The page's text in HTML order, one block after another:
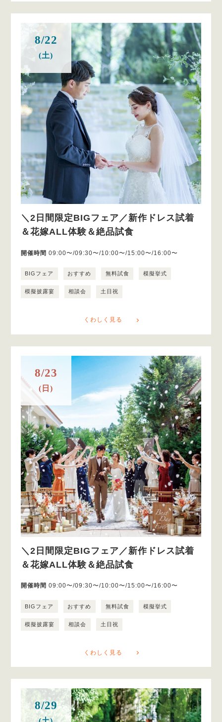
8/22
(土)
＼2日間限定BIGフェア／新作ドレス試着
＆花嫁ALL体験＆絶品試食
開催時間 09:00〜/09:30〜/10:00〜/15:00〜/16:00〜
BIGフェア おすすめ 無料試食 模擬挙式
模擬披露宴 相談会 土日祝
くわしく見る
8/23
(日)
＼2日間限定BIGフェア／新作ドレス試着
＆花嫁ALL体験＆絶品試食
開催時間 09:00〜/09:30〜/10:00〜/15:00〜/16:00〜
BIGフェア おすすめ 無料試食 模擬挙式
模擬披露宴 相談会 土日祝
くわしく見る
8/29